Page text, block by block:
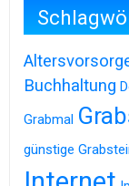
Buchhaltung
Grabmal
günstige